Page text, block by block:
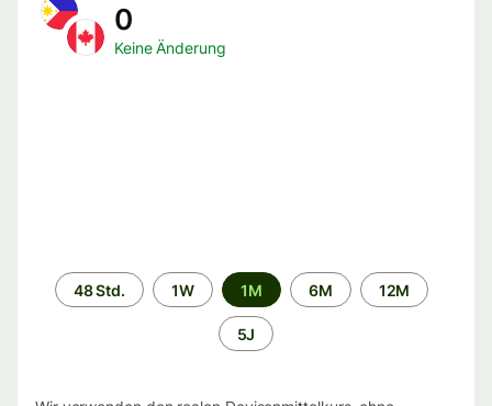
0
Keine Änderung
Zeitraum
48 Std. 1W 1M 6M 12M
5J